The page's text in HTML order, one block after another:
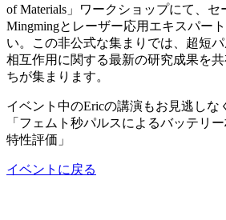
of Materials」ワークショップにて、
Mingmingとレーザー応用エキスパー
い。この非公式な集まりでは、超短
相互作用に関する最新の研究成果を
ちが集まります。
イベント中のEricの講演もお見逃しな
「フェムト秒パルスによるバッテリ
特性評価」
イベントに戻る